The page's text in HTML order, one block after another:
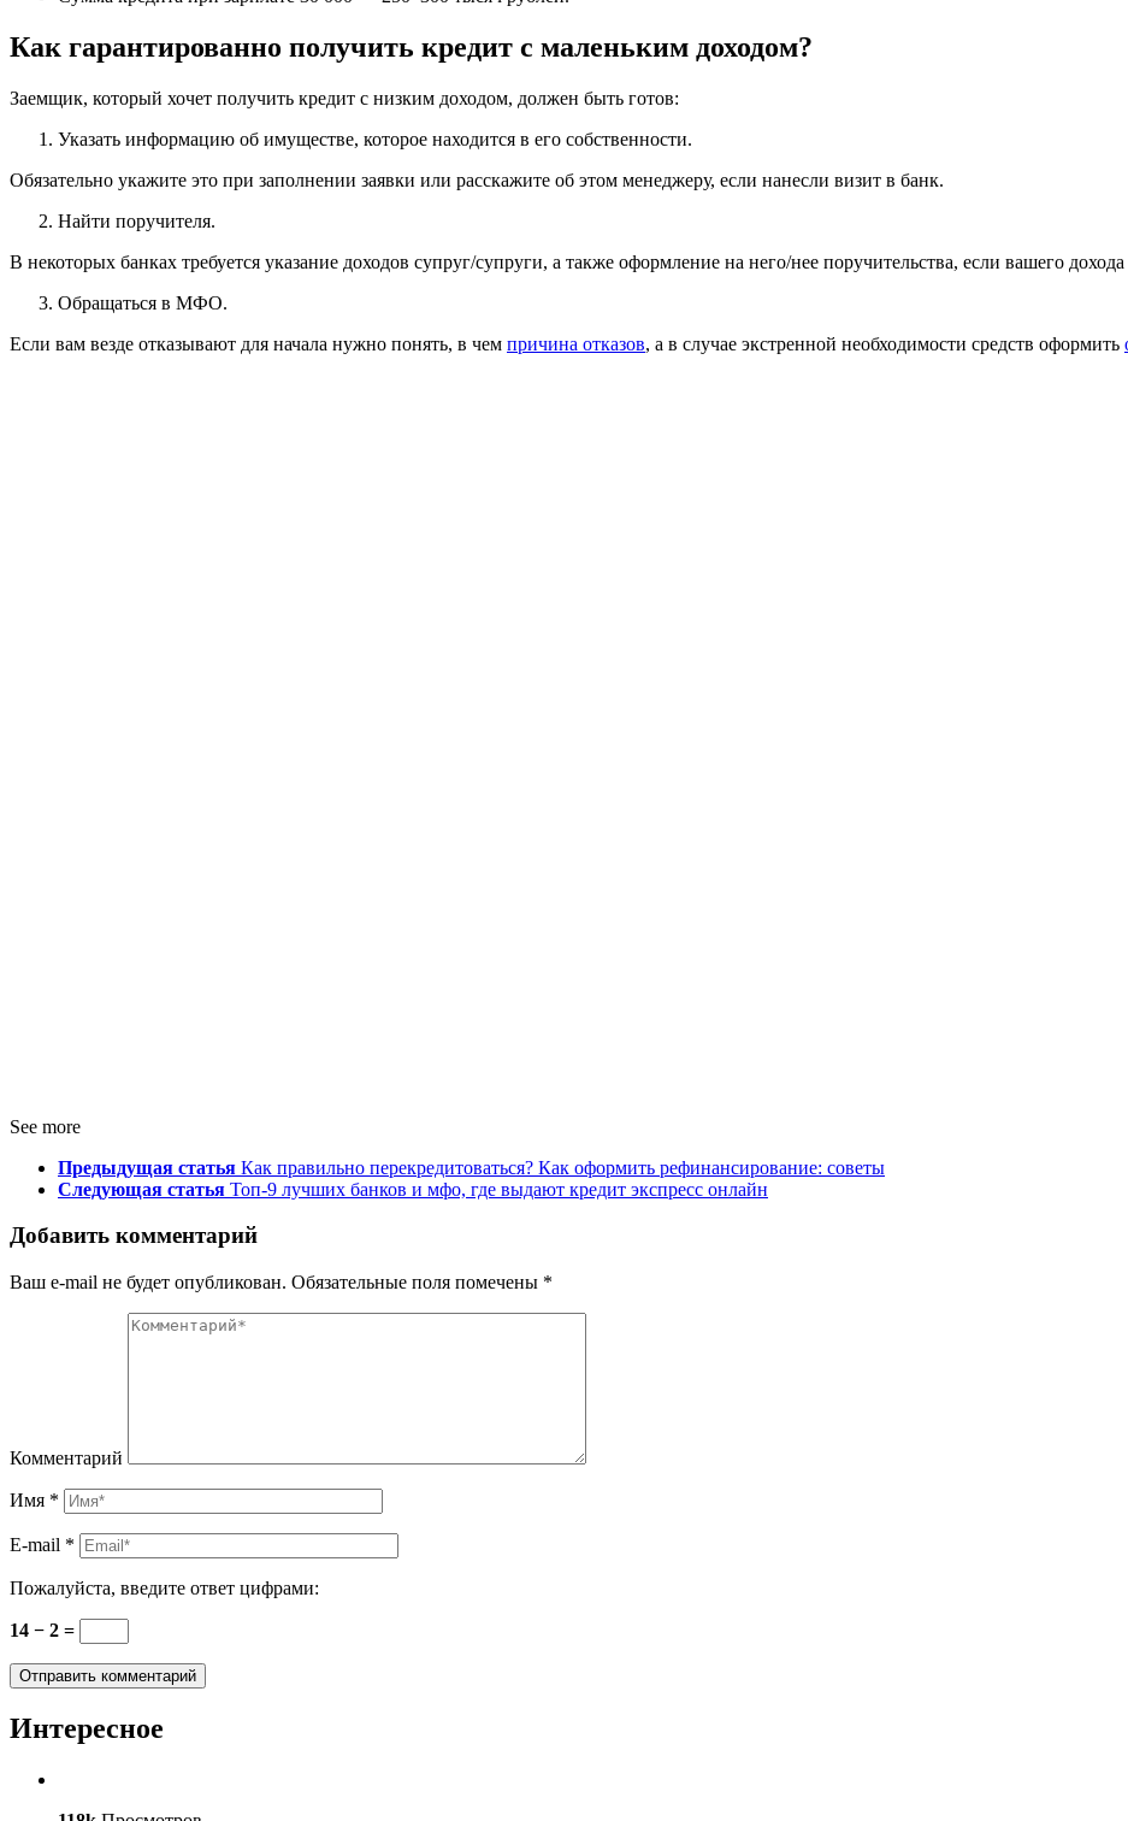
Как гарантированно получить кредит с маленьким доходом?
Заемщик, который хочет получить кредит с низким доходом, должен быть готов:
Указать информацию об имуществе, которое находится в его собственности.
Обязательно укажите это при заполнении заявки или расскажите об этом менеджеру, если нанесли визит в банк.
Найти поручителя.
В некоторых банках требуется указание доходов супруг/супруги, а также оформление на него/нее поручительства, если вашего дохода
Обращаться в МФО.
Если вам везде отказывают для начала нужно понять, в чем причина отказов, а в случае экстренной необходимости средств оформить
See more
Предыдущая статья Как правильно перекредитоваться? Как оформить рефинансирование: советы
Следующая статья Топ-9 лучших банков и мфо, где выдают кредит экспресс онлайн
Добавить комментарий
Ваш e-mail не будет опубликован. Обязательные поля помечены *
Комментарий
Имя *
E-mail *
Пожалуйста, введите ответ цифрами:
14 − 2 =
Интересное